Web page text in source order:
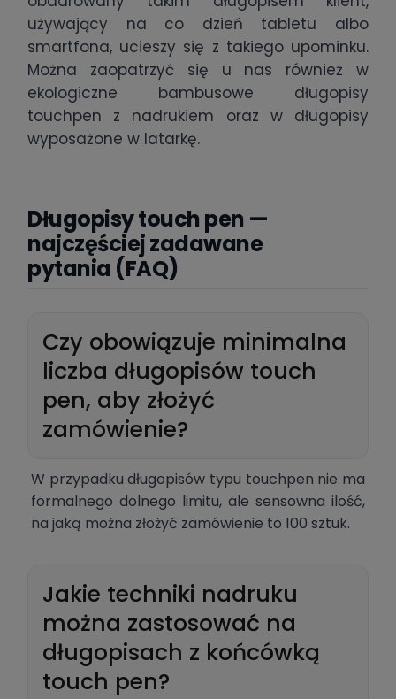
używający na co dzień tabletu albo
smartfona, ucieszy się z takiego upominku.
Można zaopatrzyć się u nas również w
ekologiczne bambusowe długopisy
touchpen z nadrukiem oraz w długopisy
wyposażone w latarkę.
Długopisy touch pen —
najczęściej zadawane
pytania (FAQ)
Czy obowiązuje minimalna
liczba długopisów touch
pen, aby złożyć
zamówienie?
W przypadku długopisów typu touchpen nie ma
formalnego dolnego limitu, ale sensowna ilość,
na jaką można złożyć zamówienie to 100 sztuk.
Jakie techniki nadruku
można zastosować na
długopisach z końcówką
touch pen?